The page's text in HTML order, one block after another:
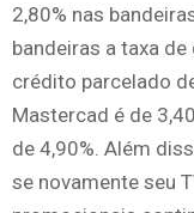
2,80% nas
bandeiras a taxa
crédito parcelado
Mastercad é de
de 4,90%. Além
se novamente seu